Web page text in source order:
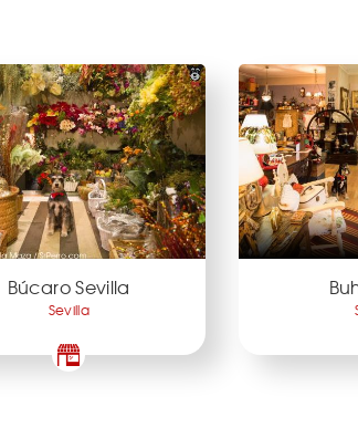
Búcaro Sevilla
Sevilla